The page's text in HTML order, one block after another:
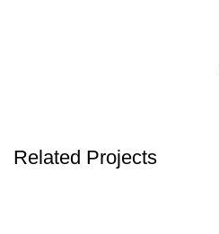
Related Projects